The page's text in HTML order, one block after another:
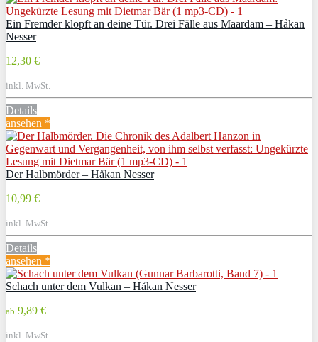
Ein Fremder klopft an deine Tür. Drei Fälle aus Maardam – Håkan
Nesser
12,30 €
inkl. MwSt.
Details
ansehen *
Der Halbmörder – Håkan Nesser
10,99 €
inkl. MwSt.
Details
ansehen *
Schach unter dem Vulkan – Håkan Nesser
ab 9,89 €
inkl. MwSt.